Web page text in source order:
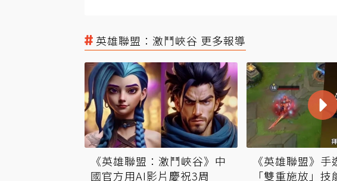
英雄聯盟：激鬥峽谷 更多報導
《英雄聯盟：激鬥峽谷》中
國官方用AI影片慶祝3周
《英雄聯盟》手
「雙重施放」